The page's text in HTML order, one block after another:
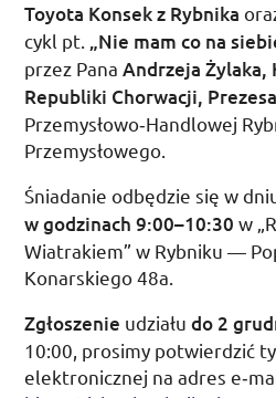
Toyota Konsek z Rybnika
cykl pt. „Nie mam co na
przez Pana Andrzeja Żylaka,
Republiki Chorwacji,
Przemysłowo­‑Handlowej
Przemysłowego.
Śniadanie odbędzie się w
w godzinach9:00–10:30 w
Wiatrakiem” w Rybniku —
Konarskiego 48a.
Zgłoszenie udziałudo 2
10:00 , prosimy potwierdzić
elektronicznej na adres